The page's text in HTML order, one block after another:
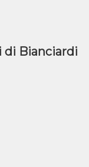
di Bianciardi